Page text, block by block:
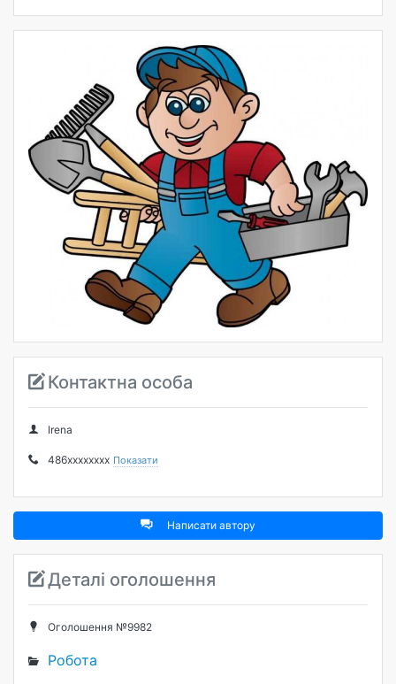
Контактна особа
Irena
486xxxxxxxx Показати
Написати автору
Деталі оголошення
Оголошення №9982
Робота